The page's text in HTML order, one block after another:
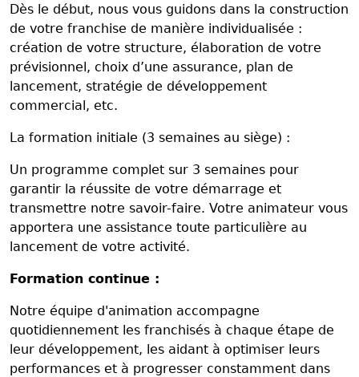
Dès le début, nous vous guidons dans la construction
de votre franchise de manière individualisée :
création de votre structure, élaboration de votre
prévisionnel, choix d’une assurance, plan de
lancement, stratégie de développement
commercial, etc.
La formation initiale (3 semaines au siège) :
Un programme complet sur 3 semaines pour
garantir la réussite de votre démarrage et
transmettre notre savoir-faire. Votre animateur vous
apportera une assistance toute particulière au
lancement de votre activité.
Formation continue :
Notre équipe d'animation accompagne
quotidiennement les franchisés à chaque étape de
leur développement, les aidant à optimiser leurs
performances et à progresser constamment dans